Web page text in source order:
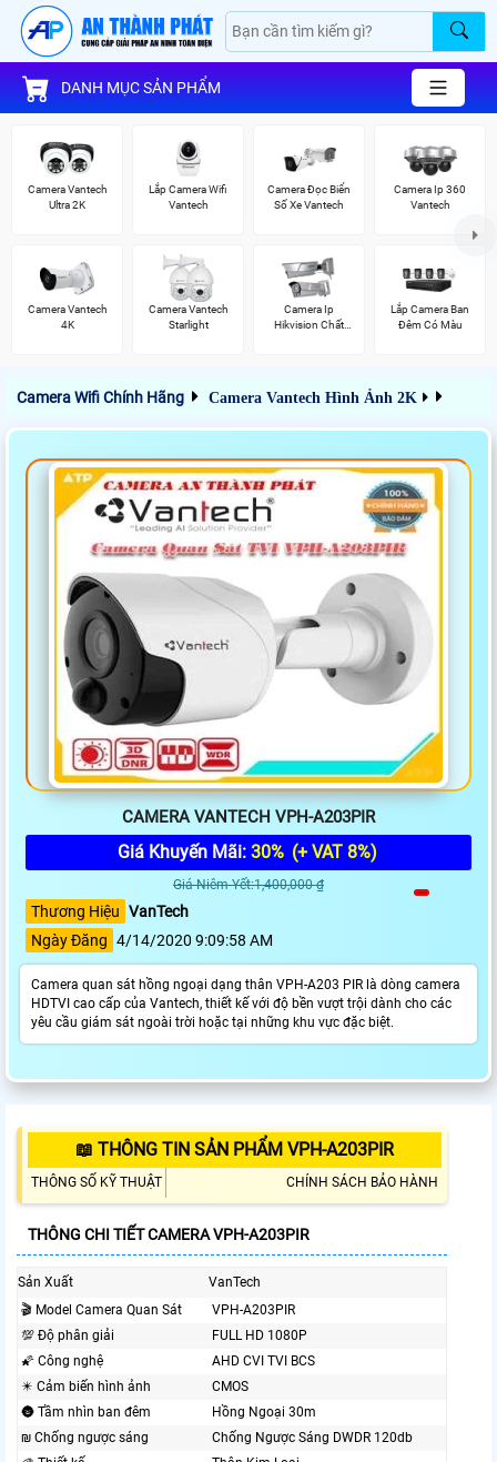
DANH MỤC SẢN PHẨM
Camera Vantech
Ultra 2K
Lắp Camera Wifi
Vantech
Camera Đọc Biển
Số Xe Vantech
Camera Ip 360
Vantech
Camera Vantech
4K
Camera Vantech
Starlight
Camera Ip
Hikvision Chất
Lắp Camera Ban
Đêm Có Màu
Camera Wifi Chính Hãng Camera Vantech Hình Ảnh 2K
CAMERA VANTECH VPH-A203PIR
Giá Khuyến Mãi: 30% (+ VAT 8%)
Giá Niêm Yết:1,400,000 ₫
Thương Hiệu VanTech
Ngày Đăng 4/14/2020 9:09:58 AM
Camera quan sát hồng ngoại dạng thân VPH-A203 PIR là dòng camera
HDTVI cao cấp của Vantech, thiết kế với độ bền vượt trội dành cho các
yêu cầu giám sát ngoài trời hoặc tại những khu vực đặc biệt.
📖 THÔNG TIN SẢN PHẨM VPH-A203PIR
THÔNG SỐ KỸ THUẬT CHÍNH SÁCH BẢO HÀNH
THÔNG CHI TIẾT CAMERA VPH-A203PIR
Sản Xuất
VanTech
🎬 Model Camera Quan Sát
VPH-A203PIR
💯 Độ phân giải
FULL HD 1080P
🌠 Công nghệ
AHD CVI TVI BCS
✴️ Cảm biến hình ảnh
CMOS
🌚 Tầm nhìn ban đêm
Hồng Ngoại 30m
₪ Chống ngược sáng
Chống Ngược Sáng DWDR 120db